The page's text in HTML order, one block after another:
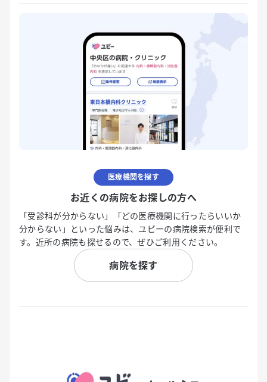
医療機関を探す
お近くの病院をお探しの方へ
「受診科が分からない」「どの医療機関に行ったらいいか
分からない」といった悩みは、ユビーの病院検索が便利で
す。近所の病院も探せるので、ぜひご利用ください。
病院を探す